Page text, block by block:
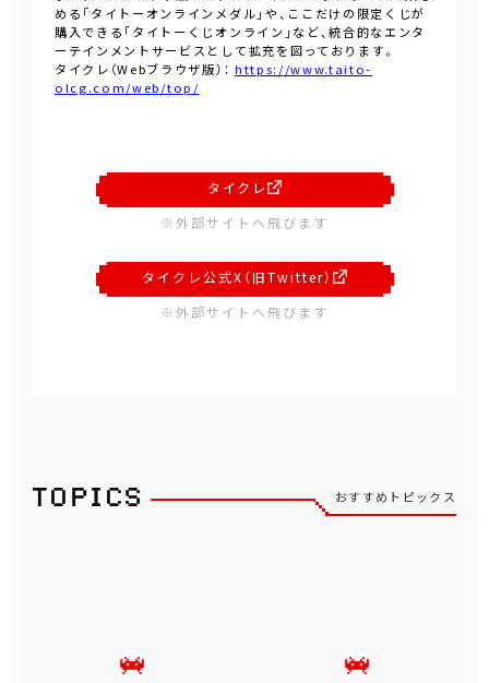
める「タイトーオンラインメダル」や、ここだけの限定くじが
購入できる「タイトーくじオンライン」など、統合的なエンタ
ーテインメントサービスとして拡充を図っております。
タイクレ（Webブラウザ版）： https://www.taito-
olcg.com/web/top/
タイクレ
※外部サイトへ飛びます
タイクレ公式X（旧Twitter）
※外部サイトへ飛びます
おすすめトピックス